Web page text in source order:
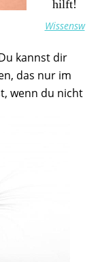
hilft!
Wissensw
kannst dir
das nur im
wenn du nicht